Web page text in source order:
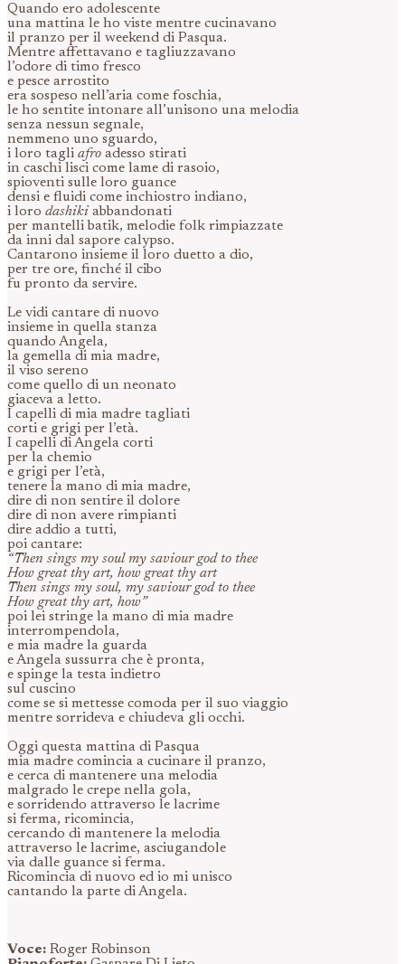
Quando ero adolescente
una mattina le ho viste mentre cucinavano
il pranzo per il weekend di Pasqua.
Mentre affettavano e tagliuzzavano
l’odore di timo fresco
e pesce arrostito
era sospeso nell’aria come foschia,
le ho sentite intonare all’unisono una melodia
senza nessun segnale,
nemmeno uno sguardo,
i loro tagli afro adesso stirati
in caschi lisci come lame di rasoio,
spioventi sulle loro guance
densi e fluidi come inchiostro indiano,
i loro dashiki abbandonati
per mantelli batik, melodie folk rimpiazzate
da inni dal sapore calypso.
Cantarono insieme il loro duetto a dio,
per tre ore, finché il cibo
fu pronto da servire.
Le vidi cantare di nuovo
insieme in quella stanza
quando Angela,
la gemella di mia madre,
il viso sereno
come quello di un neonato
giaceva a letto.
I capelli di mia madre tagliati
corti e grigi per l’età.
I capelli di Angela corti
per la chemio
e grigi per l’età,
tenere la mano di mia madre,
dire di non sentire il dolore
dire di non avere rimpianti
dire addio a tutti,
poi cantare:
“Then sings my soul my saviour god to thee
How great thy art, how great thy art
Then sings my soul, my saviour god to thee
How great thy art, how”
poi lei stringe la mano di mia madre
interrompendola,
e mia madre la guarda
e Angela sussurra che è pronta,
e spinge la testa indietro
sul cuscino
come se si mettesse comoda per il suo viaggio
mentre sorrideva e chiudeva gli occhi.
Oggi questa mattina di Pasqua
mia madre comincia a cucinare il pranzo,
e cerca di mantenere una melodia
malgrado le crepe nella gola,
e sorridendo attraverso le lacrime
si ferma, ricomincia,
cercando di mantenere la melodia
attraverso le lacrime, asciugandole
via dalle guance si ferma.
Ricomincia di nuovo ed io mi unisco
cantando la parte di Angela.
Voce: Roger Robinson